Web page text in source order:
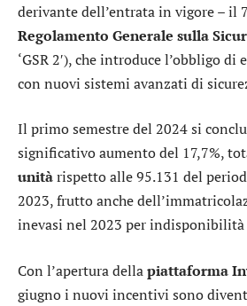
derivante dell’entrata in vigore – il
Regolamento Generale sulla
‘GSR 2′), che introduce l’obbligo di
con nuovi sistemi avanzati di
Il primo semestre del 2024 si
significativo aumento del 17,7%,
unitàrispetto alle 95.131 del
2023, frutto anche
inevasi nel 2023 per
Con l’apertura dellapiattaforma
giugno i nuovi incentivi sono